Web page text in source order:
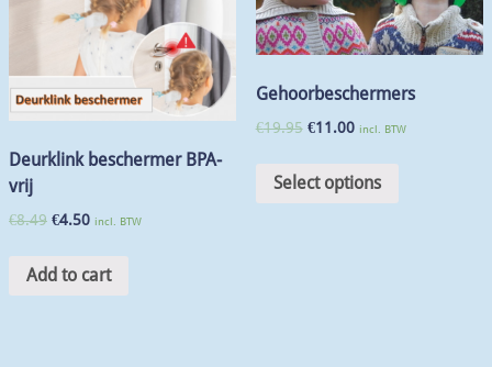
Deurklink beschermer BPA-
vrij
€8.49 €4.50 incl. BTW
Add to cart
Gehoorbeschermers
€19.95 €11.00 incl. BTW
Select options